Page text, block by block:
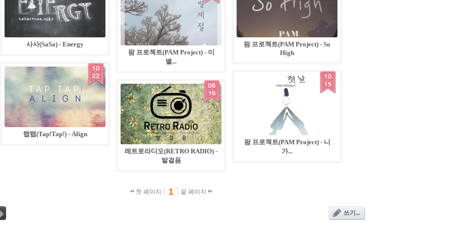
사사(SaSa) - Energy
팜 프로젝트(PAM Project) - So
High
팜 프로젝트(PAM Project) - 이
별...
텝텝(Tap!Tap!) - Align
15
팜 프로젝트(PAM Project) - 니
가...
06
16
레트로라디오(RETRO RADIO) -
발걸음
첫 페이지 1 끝 페이지
쓰기...